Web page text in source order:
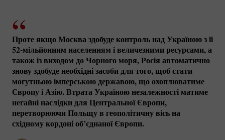
Проте якщо Москва здобуде контроль над Україною з її
52-мільйонним населенням і величезними ресурсами, а
також із виходом до Чорного моря, Росія автоматично
знову здобуде необхідні засоби для того, щоб стати
могутньою імперською державою, що охоплюватиме
Європу і Азію. Втрата Україною незалежності матиме
негайні наслідки для Центральної Європи,
перетворюючи Польщу в геополітичну вісь на
східному кордоні об’єднаної Європи.